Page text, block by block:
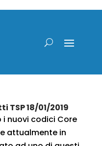
18/01/2019
nuovi codici Core
attualmente in